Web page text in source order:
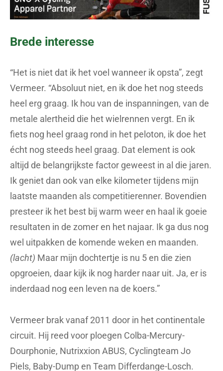
Brede interesse
“Het is niet dat ik het voel wanneer ik opsta”, zegt
Vermeer. “Absoluut niet, en ik doe het nog steeds
heel erg graag. Ik hou van de inspanningen, van de
metale alertheid die het wielrennen vergt. En ik
fiets nog heel graag rond in het peloton, ik doe het
écht nog steeds heel graag. Dat element is ook
altijd de belangrijkste factor geweest in al die jaren.
Ik geniet dan ook van elke kilometer tijdens mijn
laatste maanden als competitierenner. Bovendien
presteer ik het best bij warm weer en haal ik goeie
resultaten in de zomer en het najaar. Ik ga dus nog
wel uitpakken de komende weken en maanden.
(lacht) Maar mijn dochtertje is nu 5 en die zien
opgroeien, daar kijk ik nog harder naar uit. Ja, er is
inderdaad nog een leven na de koers.”
Vermeer brak vanaf 2011 door in het continentale
circuit. Hij reed voor ploegen Colba-Mercury-
Dourphonie, Nutrixxion ABUS, Cyclingteam Jo
Piels, Baby-Dump en Team Differdange-Losch.